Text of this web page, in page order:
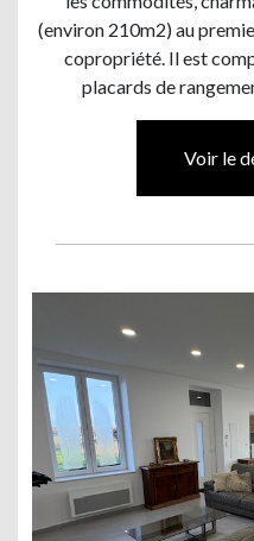
(environ 210m2) au
copropriété. Il est
placards de
Voir le